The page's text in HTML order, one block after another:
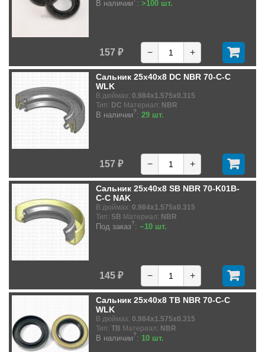
В наличии : >100 шт.
157 ₽ − +
Сальник 25x40x8 DC NBR 70-C-C
WLK
В дюймах: 0.984x1.575x0.315
Тип: DC Материал: NBR
В наличии?: 29 шт.
157 ₽ − +
Сальник 25x40x8 SB NBR 70-K01B-
C-C NAK
В дюймах: 0.984x1.575x0.315
Тип: SB Материал: NBR
Под заказ?: ~10 шт.
145 ₽ − +
Сальник 25x40x8 TB NBR 70-C-C
WLK
В дюймах: 0.984x1.575x0.315
Тип: TB Материал: NBR
В наличии?: 10 шт.